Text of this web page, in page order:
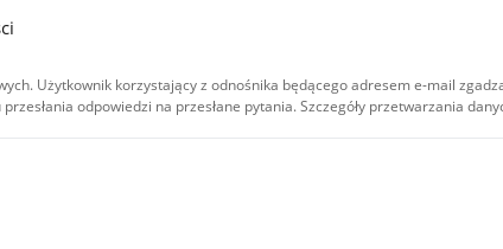
Użytkownik korzystający z odnośnika będącego adresem e-mail
odpowiedzi na przesłane pytania. Szczegóły przetwarzania
są
- na tych samych
materiały audio i wideo,
użycie niekomercyjne -
inaczej.